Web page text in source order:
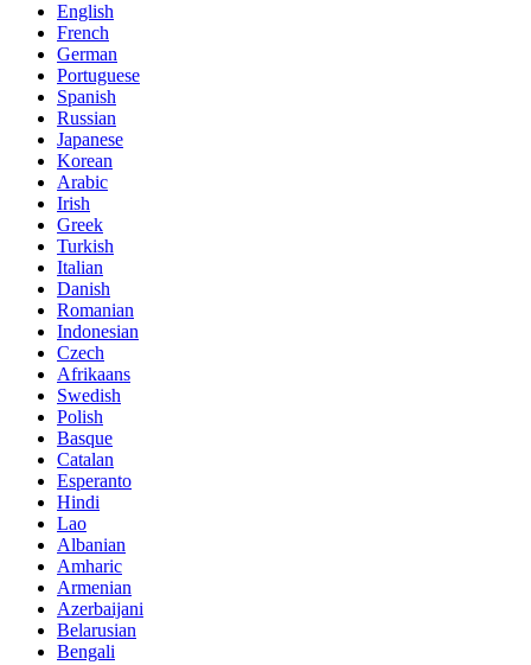
English
French
German
Portuguese
Spanish
Russian
Japanese
Korean
Arabic
Irish
Greek
Turkish
Italian
Danish
Romanian
Indonesian
Czech
Afrikaans
Swedish
Polish
Basque
Catalan
Esperanto
Hindi
Lao
Albanian
Amharic
Armenian
Azerbaijani
Belarusian
Bengali